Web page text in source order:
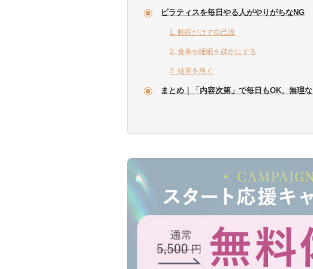
ピラティスを毎日やる人がやりがちなNG
1. 動画だけで自己流
2. 食事や睡眠を疎かにする
3. 結果を急ぐ
まとめ｜「内容次第」で毎日もOK、無理